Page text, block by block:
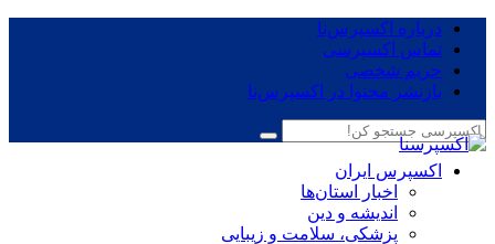
درباره اکسپرس‌نا
تماس اکسپرسی
حریم شخصی
بازنشر محتوا در اکسپرس‌نا
اکسپرس ایران
اخبار استان‌ها
اندیشه و دین
پزشکی، سلامت و زیبایی